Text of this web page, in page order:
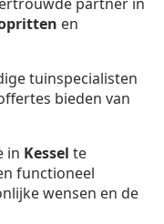
en
tuinspecialisten
bieden van
in Kessel te
functioneel
wensen en de